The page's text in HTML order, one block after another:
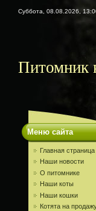
Суббота, 08.08.2026,
Питомник
Меню сайта
Главная страница
Наши новости
О питомнике
Наши коты
Наши кошки
Котята на